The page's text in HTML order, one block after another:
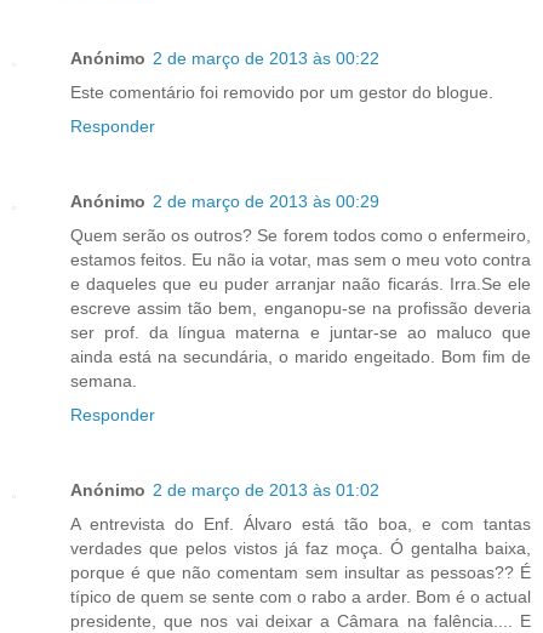
Anónimo 2 de março de 2013 às 00:22
Este comentário foi removido por um gestor do blogue.
Responder
Anónimo 2 de março de 2013 às 00:29
Quem serão os outros? Se forem todos como o enfermeiro,
estamos feitos. Eu não ia votar, mas sem o meu voto contra
e daqueles que eu puder arranjar naão ficarás. Irra.Se ele
escreve assim tão bem, enganopu-se na profissão deveria
ser prof. da língua materna e juntar-se ao maluco que
ainda está na secundária, o marido engeitado. Bom fim de
semana.
Responder
Anónimo 2 de março de 2013 às 01:02
A entrevista do Enf. Álvaro está tão boa, e com tantas
verdades que pelos vistos já faz moça. Ó gentalha baixa,
porque é que não comentam sem insultar as pessoas?? É
típico de quem se sente com o rabo a arder. Bom é o actual
presidente, que nos vai deixar a Câmara na falência.... E